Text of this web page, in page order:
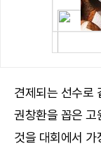
견제되는 선수로
권창환을 꼽은
것을 대회에서